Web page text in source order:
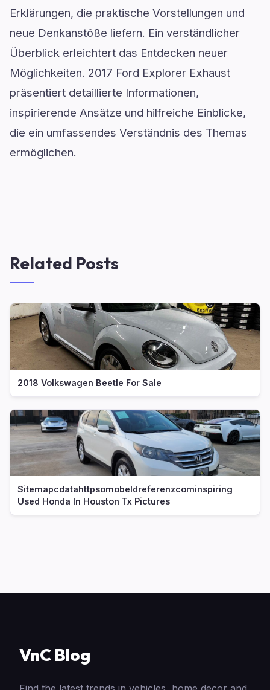
Erklärungen, die praktische Vorstellungen und
neue Denkanstöße liefern. Ein verständlicher
Überblick erleichtert das Entdecken neuer
Möglichkeiten. 2017 Ford Explorer Exhaust
präsentiert detaillierte Informationen,
inspirierende Ansätze und hilfreiche Einblicke,
die ein umfassendes Verständnis des Themas
ermöglichen.
Related Posts
2018 Volkswagen Beetle For Sale
Sitemapcdatahttpsomobeldreferenzcominspiring
Used Honda In Houston Tx Pictures
VnC Blog